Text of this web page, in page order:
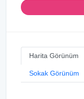
Harita Görünüm
Sokak Görünüm